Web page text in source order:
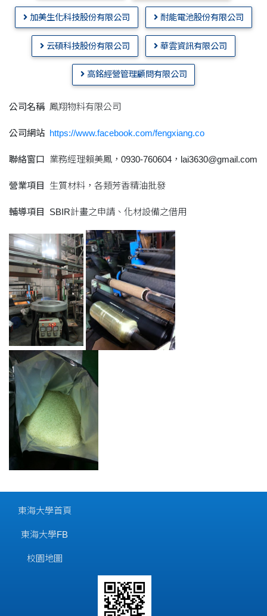
加美生化科技股份有限公司 耐能電池股份有限公司
云碩科技股份有限公司 華雲資訊有限公司
高銘經營管理顧問有限公司
公司名稱 鳳翔物料有限公司
公司網站 https://www.facebook.com/fengxiang.co
聯絡窗口 業務經理賴美鳳，0930-760604，lai3630@gmail.com
營業項目 生質材料，各類芳香精油批發
輔導項目 SBIR計畫之申請、化材設備之借用
東海大學首頁
東海大學FB
校園地圖